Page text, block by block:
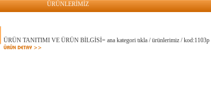
ÜRÜNLERİMİZ
ÜRÜN TANITIMI VE ÜRÜN BİLGİSİ= ana kategori tıkla / ürünlerimiz / kod:1103p